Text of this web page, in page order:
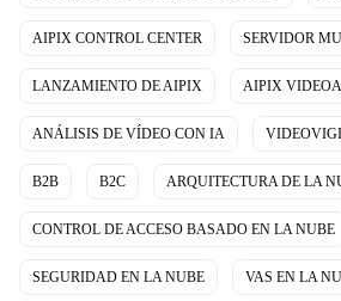
AIPIX CONTROL CENTER SERVIDOR
LANZAMIENTO DE AIPIX AIPIX
ANÁLISIS DE VÍDEO CON IA
B2B B2C ARQUITECTURA DE LA
CONTROL DE ACCESO BASADO EN LA NUBE
SEGURIDAD EN LA NUBE VAS EN LA